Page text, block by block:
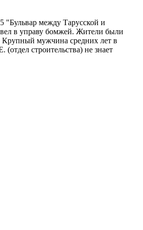
"Бульвар между Тарусской и
в управу бомжей. Жители были
Крупный мужчина средних лет в
строительства) не знает